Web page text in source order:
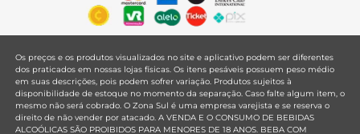
Os preços e os produtos visualizados no site e aplicativo podem ser diferentes
dos praticados em nossas lojas físicas. Os itens pesáveis possuem peso médio
em suas descrições, pois podem sofrer variação. Produtos sujeitos à
disponibilidade de estoque no momento da separação. Caso falte algum item, o
mesmo não será cobrado. O Zona Sul é uma empresa varejista e se reserva o
direito de não vender por atacado. A VENDA E O CONSUMO DE BEBIDAS
ALCOÓLICAS SÃO PROIBIDOS PARA MENORES DE 18 ANOS. BEBA COM